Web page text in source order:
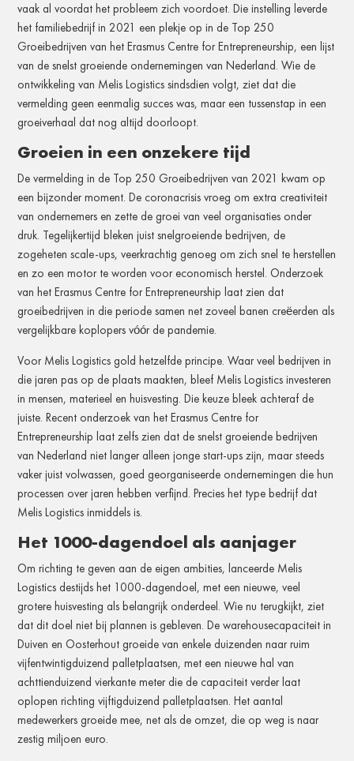
vaak al voordat het probleem zich voordoet. Die instelling leverde
het familiebedrijf in 2021 een plekje op in de Top 250
Groeibedrijven van het Erasmus Centre for Entrepreneurship, een lijst
van de snelst groeiende ondernemingen van Nederland. Wie de
ontwikkeling van Melis Logistics sindsdien volgt, ziet dat die
vermelding geen eenmalig succes was, maar een tussenstap in een
groeiverhaal dat nog altijd doorloopt.
Groeien in een onzekere tijd
De vermelding in de Top 250 Groeibedrijven van 2021 kwam op
een bijzonder moment. De coronacrisis vroeg om extra creativiteit
van ondernemers en zette de groei van veel organisaties onder
druk. Tegelijkertijd bleken juist snelgroeiende bedrijven, de
zogeheten scale-ups, veerkrachtig genoeg om zich snel te herstellen
en zo een motor te worden voor economisch herstel. Onderzoek
van het Erasmus Centre for Entrepreneurship laat zien dat
groeibedrijven in die periode samen net zoveel banen creëerden als
vergelijkbare koplopers vóór de pandemie.
Voor Melis Logistics gold hetzelfde principe. Waar veel bedrijven in
die jaren pas op de plaats maakten, bleef Melis Logistics investeren
in mensen, materieel en huisvesting. Die keuze bleek achteraf de
juiste. Recent onderzoek van het Erasmus Centre for
Entrepreneurship laat zelfs zien dat de snelst groeiende bedrijven
van Nederland niet langer alleen jonge start-ups zijn, maar steeds
vaker juist volwassen, goed georganiseerde ondernemingen die hun
processen over jaren hebben verfijnd. Precies het type bedrijf dat
Melis Logistics inmiddels is.
Het 1000-dagendoel als aanjager
Om richting te geven aan de eigen ambities, lanceerde Melis
Logistics destijds het 1000-dagendoel, met een nieuwe, veel
grotere huisvesting als belangrijk onderdeel. Wie nu terugkijkt, ziet
dat dit doel niet bij plannen is gebleven. De warehousecapaciteit in
Duiven en Oosterhout groeide van enkele duizenden naar ruim
vijfentwintigduizend palletplaatsen, met een nieuwe hal van
achttienduizend vierkante meter die de capaciteit verder laat
oplopen richting vijftigduizend palletplaatsen. Het aantal
medewerkers groeide mee, net als de omzet, die op weg is naar
zestig miljoen euro.